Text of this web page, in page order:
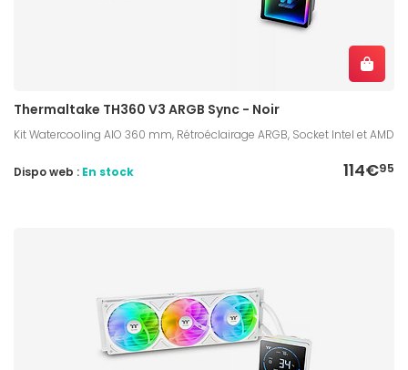
Thermaltake TH360 V3 ARGB Sync - Noir
Kit Watercooling AIO 360 mm, Rétroéclairage ARGB, Socket Intel et AMD
114€95
Dispo web : En stock